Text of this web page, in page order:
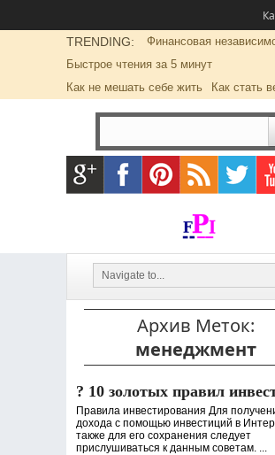
TRENDING:
Финансовая
Быстрое чтения за 5 минут
Как не мешать себе жить
Как стать
Архив Меток:
менеджмент
? 10 золотых правил
Правила инвестирования Для
дохода с помощью инвестиций в
также для его сохранения следует
прислушиваться к данным советам. ...